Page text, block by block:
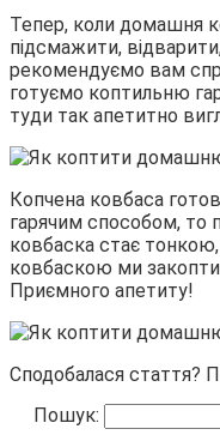
Тепер, коли домашня
підсмажити,
рекомендуємо вам
готуємо коптильню
туди так апетитно
Копчена ковбаса
гарячим способом, то
ковбаска стає
ковбаскою ми
Приємного апетиту!
Сподобалася стаття?
Пошук: